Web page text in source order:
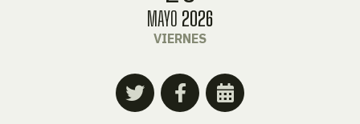
MAYO 2026
VIERNES